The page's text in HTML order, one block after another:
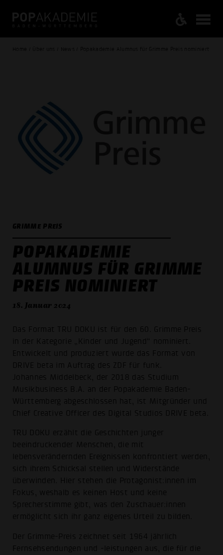
Home / Über uns / News / Popakademie Alumnus für Grimme Preis nominiert
GRIMME PREIS
POPAKADEMIE
ALUMNUS FÜR GRIMME
PREIS NOMINIERT
18. Januar 2024
Das Format TRU DOKU ist für den 60. Grimme Preis
in der Kategorie „Kinder und Jugend“ nominiert.
Entwickelt und produziert wurde das Format von
DRIVE beta im Auftrag des ZDF für funk.
Johannes Middelbeck, der 2018 das Studium
Musikbusiness B.A. an der Popakademie Baden-
Württemberg abgeschlossen hat, ist Mitgründer und
Chief Creative Officer des Digital Studios DRIVE beta.
TRU DOKU erzählt die Geschichten junger
beeindruckender Menschen, die mit
lebensverändernden Ereignissen konfrontiert werden,
sich ihrem Schicksal stellen und Widerstände
überwinden. Hier stehen die Protagonist:innen im
Fokus, weshalb es keinen Host und keine
Sprecherstimme gibt, was den Zuschauer:innen
ermöglicht sich ihr ganz eigenes Urteil zu bilden.
Der Grimme-Preis zeichnet seit 1964 jährlich
Fernsehsendungen und -leistungen aus, die für die